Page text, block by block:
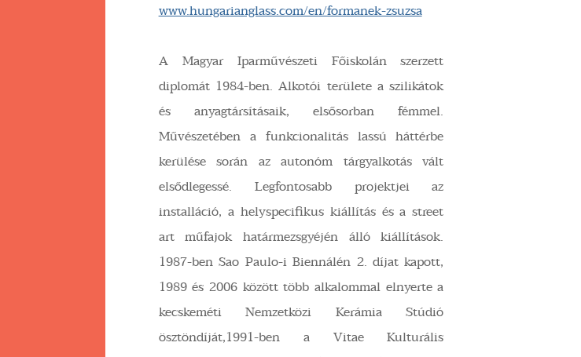
www.hungarianglass.com/en/formanek-zsuzsa
A Magyar Iparművészeti Főiskolán szerzett
diplomát 1984-ben. Alkotói területe a szilikátok
és anyagtársításaik, elsősorban fémmel.
Művészetében a funkcionalitás lassú háttérbe
kerülése során az autonóm tárgyalkotás vált
elsődlegessé. Legfontosabb projektjei az
installáció, a helyspecifikus kiállítás és a street
art műfajok határmezsgyéjén álló kiállítások.
1987-ben Sao Paulo-i Biennálén 2. díjat kapott,
1989 és 2006 között több alkalommal elnyerte a
kecskeméti Nemzetközi Kerámia Stúdió
ösztöndíját,1991-ben a Vitae Kulturális